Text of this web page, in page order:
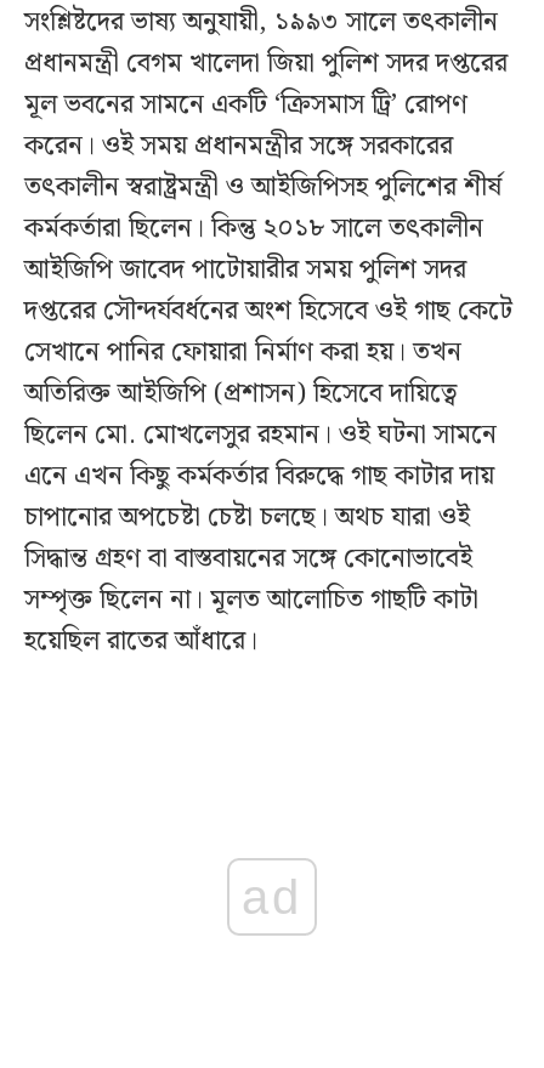
সংশ্লিষ্টদের ভাষ্য অনুযায়ী, ১৯৯৩ সালে তৎকালীন
প্রধানমন্ত্রী বেগম খালেদা জিয়া পুলিশ সদর দপ্তরের
মূল ভবনের সামনে একটি ‘ক্রিসমাস ট্রি’ রোপণ
করেন। ওই সময় প্রধানমন্ত্রীর সঙ্গে সরকারের
তৎকালীন স্বরাষ্ট্রমন্ত্রী ও আইজিপিসহ পুলিশের শীর্ষ
কর্মকর্তারা ছিলেন। কিন্তু ২০১৮ সালে তৎকালীন
আইজিপি জাবেদ পাটোয়ারীর সময় পুলিশ সদর
দপ্তরের সৌন্দর্যবর্ধনের অংশ হিসেবে ওই গাছ কেটে
সেখানে পানির ফোয়ারা নির্মাণ করা হয়। তখন
অতিরিক্ত আইজিপি (প্রশাসন) হিসেবে দায়িত্বে
ছিলেন মো. মোখলেসুর রহমান। ওই ঘটনা সামনে
এনে এখন কিছু কর্মকর্তার বিরুদ্ধে গাছ কাটার দায়
চাপানোর অপচেষ্টা চেষ্টা চলছে। অথচ যারা ওই
সিদ্ধান্ত গ্রহণ বা বাস্তবায়নের সঙ্গে কোনোভাবেই
সম্পৃক্ত ছিলেন না। মূলত আলোচিত গাছটি কাটা
হয়েছিল রাতের আঁধারে।
ad